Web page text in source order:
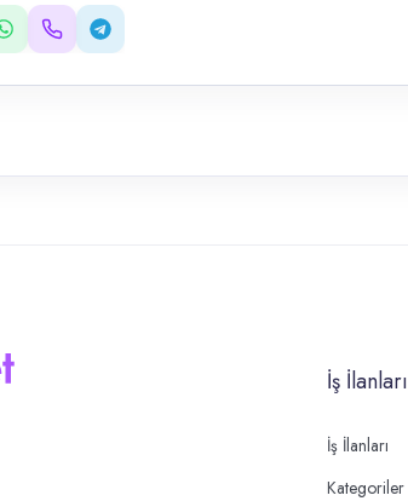
İş İlanları
İş İlanları
Kategoriler